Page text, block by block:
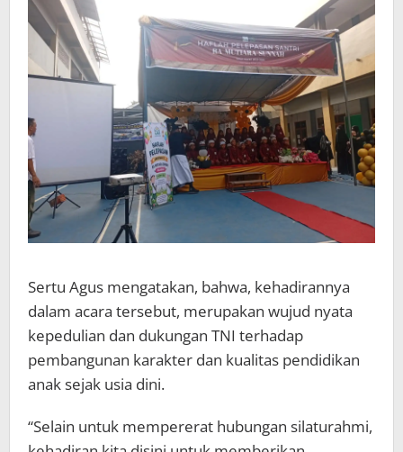
Sertu Agus mengatakan, bahwa, kehadirannya
dalam acara tersebut, merupakan wujud nyata
kepedulian dan dukungan TNI terhadap
pembangunan karakter dan kualitas pendidikan
anak sejak usia dini.
“Selain untuk mempererat hubungan silaturahmi,